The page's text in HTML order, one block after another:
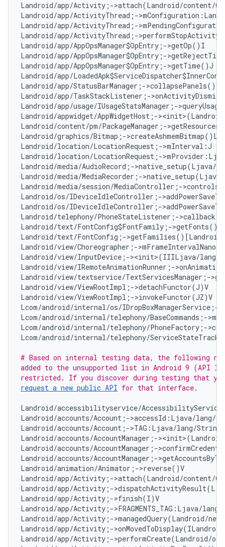
Landroid/app/Activity;->attach(Landroid/content/
Landroid/app/ActivityThread;-
Landroid/app/ActivityThread;-
Landroid/app/ActivityThread;-
Landroid/app/AppOpsManager$OpEntry;->getOp()I
Landroid/app/AppOpsManager$OpEntry;-
Landroid/app/AppOpsManager$OpEntry;->getTime()J
Landroid/app/
Landroid/app/StatusBarManager;->collapsePanels()V
Landroid/app/TaskStackListener;-
Landroid/app/usage/IUsageStatsManager;-
Landroid/appwidget/AppWidgetHost;-
Landroid/content/pm/PackageManager;-
Landroid/graphics/Bitmap;-
Landroid/location/LocationRequest;->mInterval:J
Landroid/location/LocationRequest;-
Landroid/media/AudioRecord;-
Landroid/media/MediaRecorder;-
Landroid/media/session/MediaController;-
Landroid/os/IDeviceIdleController;-
Landroid/os/IDeviceIdleController;-
Landroid/telephony/PhoneStateListener;-
Landroid/text/FontConfig$FontFamily;-
Landroid/text/FontConfig;-
Landroid/view/Choreographer;-
Landroid/view/InputDevice;-><init>(IIILjava/lang/
Landroid/view/IRemoteAnimationRunner;-
Landroid/view/textservice/TextServicesManager;-
Landroid/view/ViewRootImpl;->detachFunctor(J)V
Landroid/view/ViewRootImpl;->invokeFunctor(JZ)V
Lcom/android/internal/os/
Lcom/android/internal/telephony/BaseCommands;-
Lcom/android/internal/telephony/PhoneFactory;-
Lcom/android/internal/telephony/
# Based on internal testing data, the following
added to the unsupported list in Android 9 (API
request a new public API for that interface.